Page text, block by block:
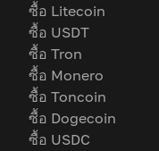
ซื้อ Litecoin
ซื้อ USDT
ซื้อ Tron
ซื้อ Monero
ซื้อ Toncoin
ซื้อ Dogecoin
ซื้อ USDC